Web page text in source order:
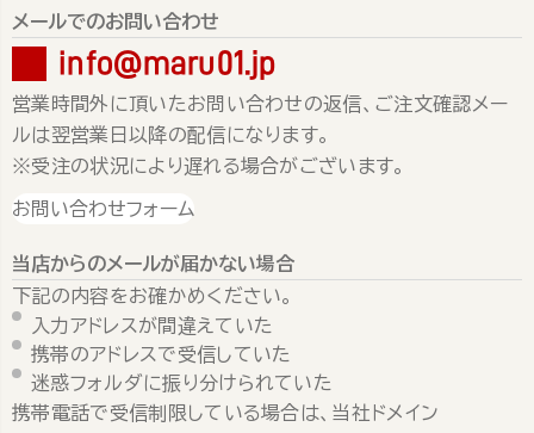
メールでのお問い合わせ
info@maru01.jp
営業時間外に頂いたお問い合わせの返信、ご注文確認メー
ルは翌営業日以降の配信になります。
※受注の状況により遅れる場合がございます。
お問い合わせフォーム
当店からのメールが届かない場合
下記の内容をお確かめください。
入力アドレスが間違えていた
携帯のアドレスで受信していた
迷惑フォルダに振り分けられていた
携帯電話で受信制限している場合は、当社ドメイン